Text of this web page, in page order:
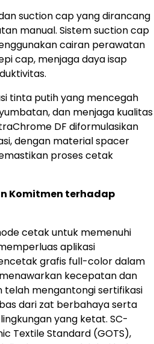
suction cap yang dirancang
manual. Sistem suction cap
cairan perawatan
cap, menjaga daya isap
tinta putih yang mencegah
dan menjaga kualitas
DF diformulasikan
dengan material spacer
proses cetak
Komitmen terhadap
cetak untuk memenuhi
aplikasi
grafis full-color dalam
kecepatan dan
telah mengantongi sertifikasi
dari zat berbahaya serta
yang ketat. SC-
Textile Standard (GOTS),